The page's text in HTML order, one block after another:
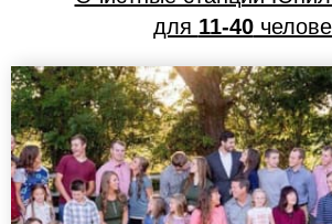
для 11-40